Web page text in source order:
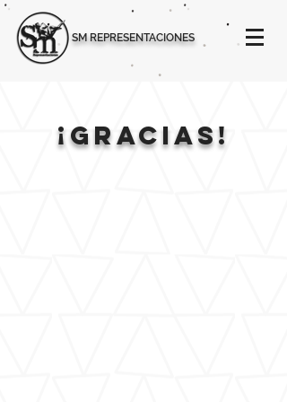
SM REPRESENTACIONES
¡gracias!